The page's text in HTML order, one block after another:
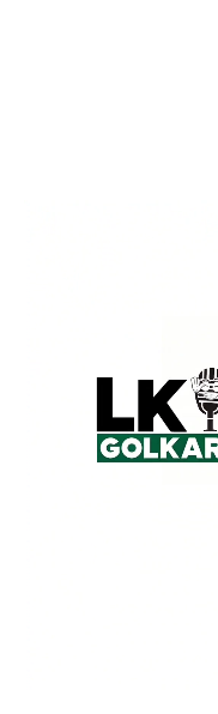
pembaruan (update) dari
sebenarnya sudah ada
Ia menjelaskan, sensus
bersamaan dengan sensus
sepuluh tahun. Melalui
memetakan klasifikasi
memutakhirkan berbagai
“Pada sensus ini,
hingga 40 kelompok.
akan memastikan kembali
saat ini sudah bergerak di
ini akan terus berlangsung
PREVIOUS